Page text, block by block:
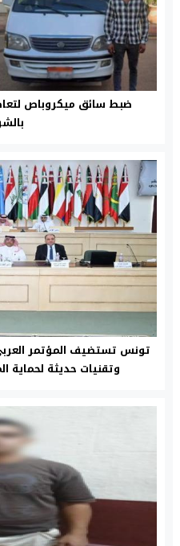
ضبط سائق ميكروباص
تونس تستضيف المؤتمر
وتقنيات حديثة لحماية